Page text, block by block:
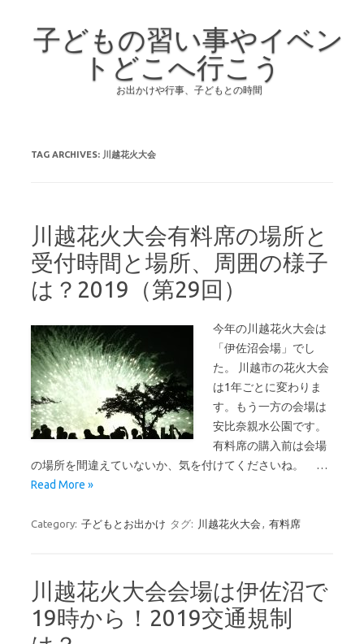
子どもの習い事やイベン
トどこへ行こう
お出かけや行事、子どもとの時間
TAG ARCHIVES: 川越花火大会
川越花火大会有料席の場所と
受付時間と場所、周囲の様子
は？2019（第29回）
今年の川越花火大会は
「伊佐沼会場」でし
た。 川越市の花火大会
は1年ごとに変わりま
す。もう一方の会場は
安比奈親水公園です。
有料席の購入前は会場
の場所を間違えていないか、気を付けてくださいね。 …
Read More »
Category: 子どもとお出かけ タグ: 川越花火大会 , 有料席
川越花火大会会場は伊佐沼で
19時から！2019交通規制